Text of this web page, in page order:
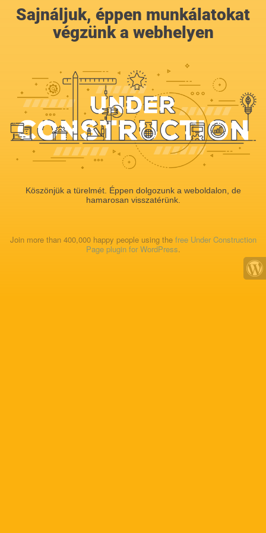
Sajnáljuk, éppen munkálatokat
végzünk a webhelyen
Köszönjük a türelmét. Éppen dolgozunk a weboldalon, de
hamarosan visszatérünk.
Join more than 400,000 happy people using the free Under Construction
Page plugin for WordPress.